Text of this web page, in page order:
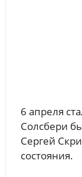
6 апреля
Солсбери
Сергей
состояния.